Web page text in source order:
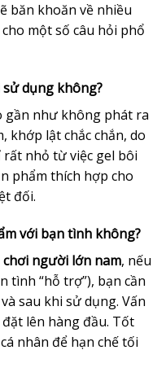
băn khoăn về nhiều
một số câu hỏi phổ
sử dụng không?
gần như không phát ra
khớp lật chắc chắn, do
rất nhỏ từ việc gel bôi
phẩm thích hợp cho
đối.
với bạn tình không?
chơi người lớn nam, nếu
tình “hỗ trợ”), bạn cần
sau khi sử dụng. Vấn
lên hàng đầu. Tốt
nhân để hạn chế tối